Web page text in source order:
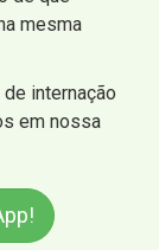
mesma
internação
em nossa